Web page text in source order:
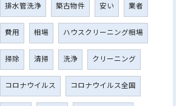
排水管洗浄 築古物件 安い 業者
費用 相場 ハウスクリーニング相場
掃除 清掃 洗浄 クリーニング
コロナウイルス コロナウイルス全国